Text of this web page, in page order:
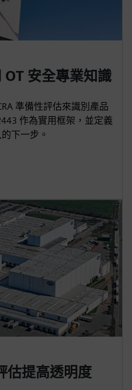
安全專業知識
準備性評估來識別產品
作為實用框架，並定義
下一步。
估提高透明度